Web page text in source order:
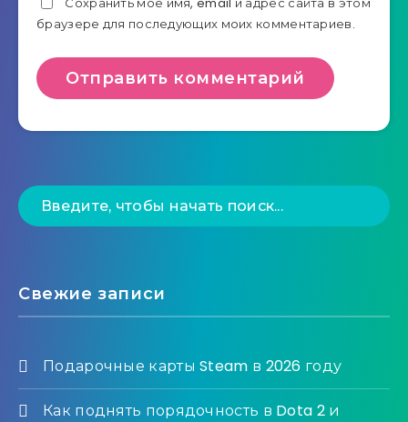
браузере для последующих моих комментариев.
Свежие записи
Подарочные карты Steam в 2026 году
Как поднять порядочность в Dota 2 и